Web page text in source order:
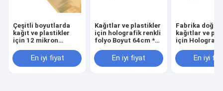
Çeşitli boyutlarda
kağıt ve plastikler
için 12 mikron
Gümüş holografik
düz folyo
En iyi fiyat
Kağıtlar ve plastikler
için holografik renkli
folyo Boyut 64cm *
sıcak satışEn iyi fiyat
Fabrika
kağıtlar ve
için
Boyut 64cm *
rulo 2021
En iyi